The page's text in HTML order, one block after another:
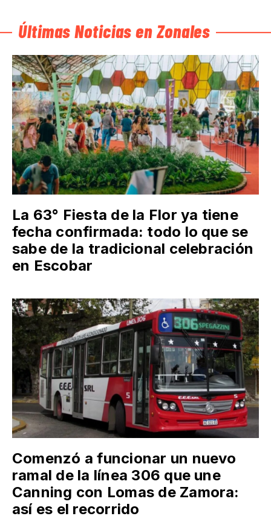
Últimas Noticias en Zonales
La 63° Fiesta de la Flor ya tiene
fecha confirmada: todo lo que se
sabe de la tradicional celebración
en Escobar
Comenzó a funcionar un nuevo
ramal de la línea 306 que une
Canning con Lomas de Zamora:
así es el recorrido